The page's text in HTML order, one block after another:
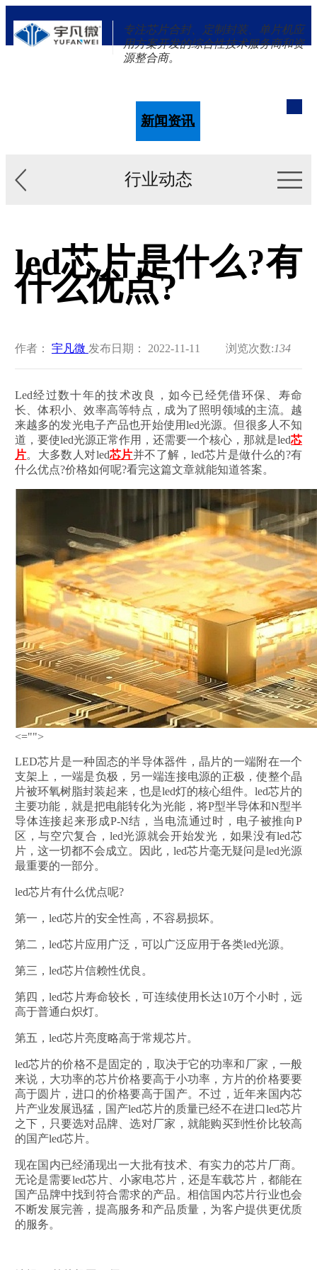
专注芯片合封、定制封装、单片机应
用方案开发的综合性技术服务商和资
源整合商。
新闻资讯
行业动态
led芯片是什么?有
什么优点?
作者： 宇凡微 发布日期： 2022-11-11 浏览次数:134
Led经过数十年的技术改良，如今已经凭借环保、寿命
长、体积小、效率高等特点，成为了照明领域的主流。越
来越多的发光电子产品也开始使用led光源。但很多人不知
道，要使led光源正常作用，还需要一个核心，那就是led芯
片。大多数人对led芯片并不了解，led芯片是做什么的?有
什么优点?价格如何呢?看完这篇文章就能知道答案。
<="">
LED芯片是一种固态的半导体器件，晶片的一端附在一个
支架上，一端是负极，另一端连接电源的正极，使整个晶
片被环氧树脂封装起来，也是led灯的核心组件。led芯片的
主要功能，就是把电能转化为光能，将P型半导体和N型半
导体连接起来形成P-N结，当电流通过时，电子被推向P
区，与空穴复合，led光源就会开始发光，如果没有led芯
片，这一切都不会成立。因此，led芯片毫无疑问是led光源
最重要的一部分。
led芯片有什么优点呢?
第一，led芯片的安全性高，不容易损坏。
第二，led芯片应用广泛，可以广泛应用于各类led光源。
第三，led芯片信赖性优良。
第四，led芯片寿命较长，可连续使用长达10万个小时，远
高于普通白炽灯。
第五，led芯片亮度略高于常规芯片。
led芯片的价格不是固定的，取决于它的功率和厂家，一般
来说，大功率的芯片价格要高于小功率，方片的价格要要
高于圆片，进口的价格要高于国产。不过，近年来国内芯
片产业发展迅猛，国产led芯片的质量已经不在进口led芯片
之下，只要选对品牌、选对厂家，就能购买到性价比较高
的国产led芯片。
现在国内已经涌现出一大批有技术、有实力的芯片厂商。
无论是需要led芯片、小家电芯片，还是车载芯片，都能在
国产品牌中找到符合需求的产品。相信国内芯片行业也会
不断发展完善，提高服务和产品质量，为客户提供更优质
的服务。